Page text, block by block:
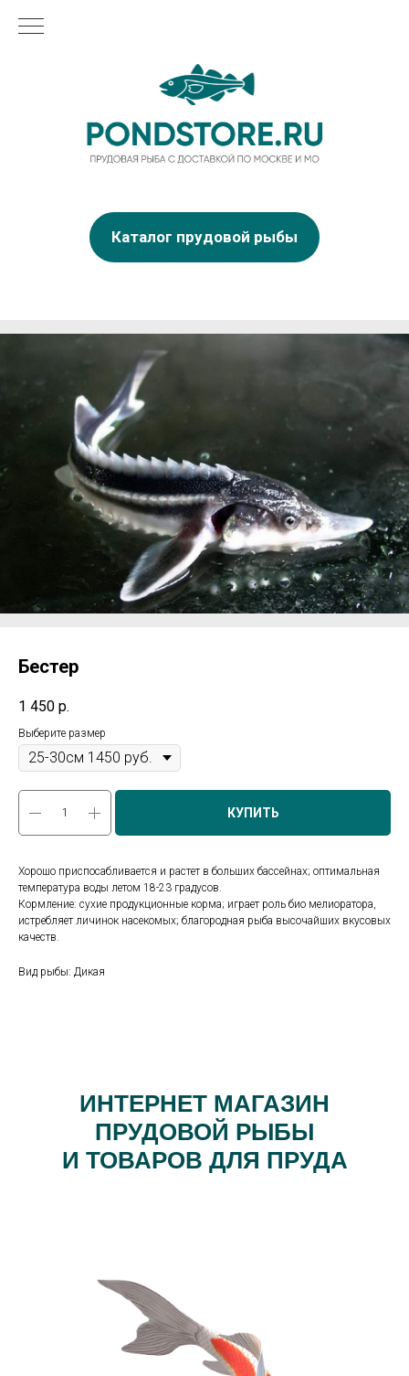
Каталог прудовой рыбы
Бестер
1 450 р.
Выберите размер
КУПИТЬ
Хорошо приспосабливается и растет в больших бассейнах; оптимальная
температура воды летом 18-23 градусов.
Кормление: сухие продукционные корма; играет роль био мелиоратора,
истребляет личинок насекомых; благородная рыба высочайших вкусовых
качеств.
Вид рыбы: Дикая
ИНТЕРНЕТ МАГАЗИН
ПРУДОВОЙ РЫБЫ
И ТОВАРОВ ДЛЯ ПРУДА